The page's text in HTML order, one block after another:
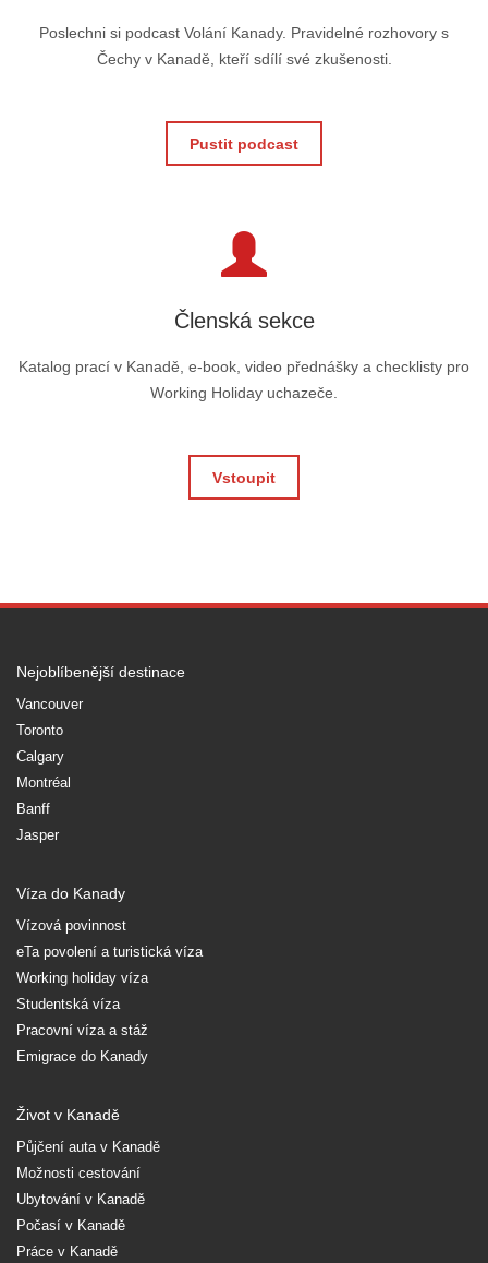
Poslechni si podcast Volání Kanady. Pravidelné rozhovory s
Čechy v Kanadě, kteří sdílí své zkušenosti.
Pustit podcast
Členská sekce
Katalog prací v Kanadě, e-book, video přednášky a checklisty pro
Working Holiday uchazeče.
Vstoupit
Nejoblíbenější destinace
Vancouver
Toronto
Calgary
Montréal
Banff
Jasper
Víza do Kanady
Vízová povinnost
eTa povolení a turistická víza
Working holiday víza
Studentská víza
Pracovní víza a stáž
Emigrace do Kanady
Život v Kanadě
Půjčení auta v Kanadě
Možnosti cestování
Ubytování v Kanadě
Počasí v Kanadě
Práce v Kanadě